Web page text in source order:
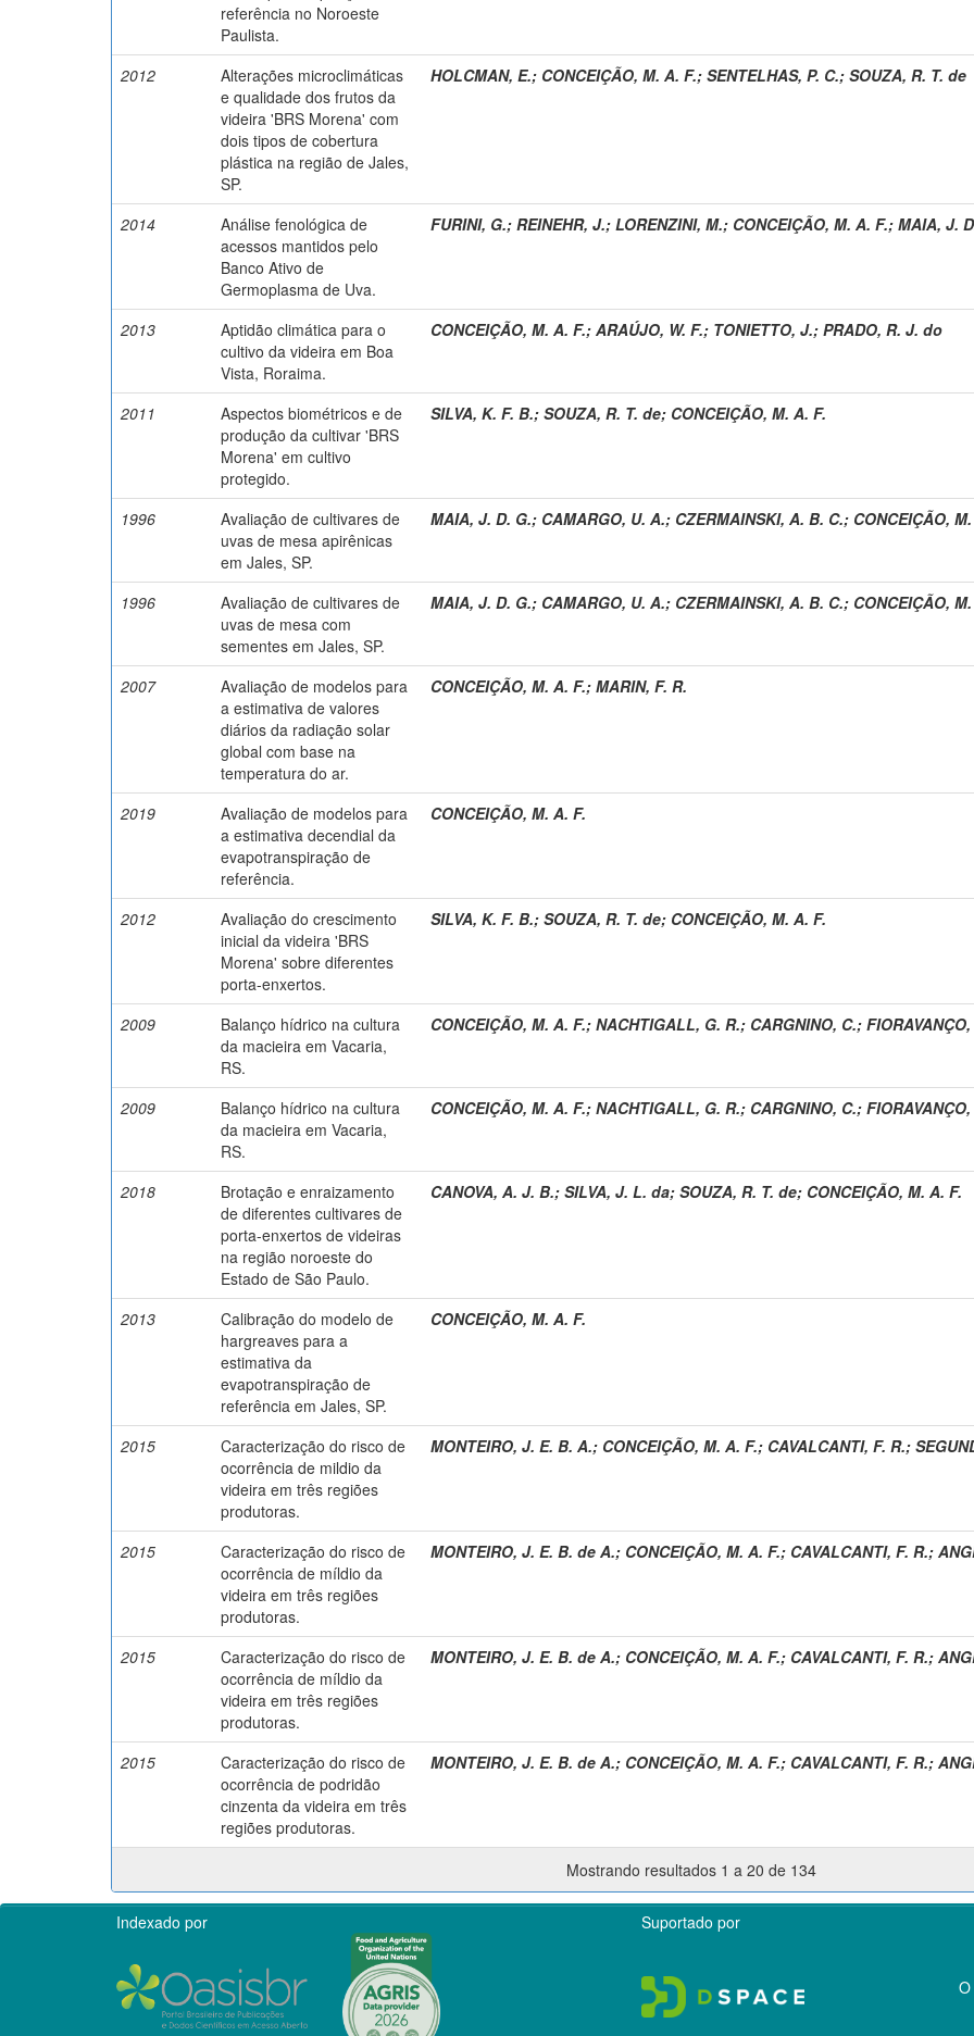
referência no Noroeste
Paulista.
2012
Alterações microclimáticas
e qualidade dos frutos da
videira 'BRS Morena' com
dois tipos de cobertura
plástica na região de Jales,
SP.
HOLCMAN, E.; CONCEIÇÃO, M. A. F.; SENTELHAS, P. C.; SOUZA, R. T. de
2014
Análise fenológica de
acessos mantidos pelo
Banco Ativo de
Germoplasma de Uva.
FURINI, G.; REINEHR, J.; LORENZINI, M.; CONCEIÇÃO, M. A. F.; MAIA, J.
2013
Aptidão climática para o
cultivo da videira em Boa
Vista, Roraima.
CONCEIÇÃO, M. A. F.; ARAÚJO, W. F.; TONIETTO, J.; PRADO, R. J. do
2011
Aspectos biométricos e de
produção da cultivar 'BRS
Morena' em cultivo
protegido.
SILVA, K. F. B.; SOUZA, R. T. de; CONCEIÇÃO, M. A. F.
1996
Avaliação de cultivares de
uvas de mesa apirênicas
em Jales, SP.
MAIA, J. D. G.; CAMARGO, U. A.; CZERMAINSKI, A. B. C.; CONCEIÇÃO,
1996
Avaliação de cultivares de
uvas de mesa com
sementes em Jales, SP.
MAIA, J. D. G.; CAMARGO, U. A.; CZERMAINSKI, A. B. C.; CONCEIÇÃO,
2007
Avaliação de modelos para
a estimativa de valores
diários da radiação solar
global com base na
temperatura do ar.
CONCEIÇÃO, M. A. F.; MARIN, F. R.
2019
Avaliação de modelos para
a estimativa decendial da
evapotranspiração de
referência.
CONCEIÇÃO, M. A. F.
2012
Avaliação do crescimento
inicial da videira 'BRS
Morena' sobre diferentes
porta-enxertos.
SILVA, K. F. B.; SOUZA, R. T. de; CONCEIÇÃO, M. A. F.
2009
Balanço hídrico na cultura
da macieira em Vacaria,
RS.
CONCEIÇÃO, M. A. F.; NACHTIGALL, G. R.; CARGNINO, C.;
2009
Balanço hídrico na cultura
da macieira em Vacaria,
RS.
CONCEIÇÃO, M. A. F.; NACHTIGALL, G. R.; CARGNINO, C.;
2018
Brotação e enraizamento
de diferentes cultivares de
porta-enxertos de videiras
na região noroeste do
Estado de São Paulo.
CANOVA, A. J. B.; SILVA, J. L. da; SOUZA, R. T. de; CONCEIÇÃO, M. A. F.
2013
Calibração do modelo de
hargreaves para a
estimativa da
evapotranspiração de
referência em Jales, SP.
CONCEIÇÃO, M. A. F.
2015
Caracterização do risco de
ocorrência de mildio da
videira em três regiões
produtoras.
MONTEIRO, J. E. B. A.; CONCEIÇÃO, M. A. F.; CAVALCANTI, F. R.;
2015
Caracterização do risco de
ocorrência de míldio da
videira em três regiões
produtoras.
MONTEIRO, J. E. B. de A.; CONCEIÇÃO, M. A. F.; CAVALCANTI, F. R.;
2015
Caracterização do risco de
ocorrência de míldio da
videira em três regiões
produtoras.
MONTEIRO, J. E. B. de A.; CONCEIÇÃO, M. A. F.; CAVALCANTI, F. R.;
2015
Caracterização do risco de
ocorrência de podridão
cinzenta da videira em três
regiões produtoras.
MONTEIRO, J. E. B. de A.; CONCEIÇÃO, M. A. F.; CAVALCANTI, F. R.;
Mostrando resultados 1 a 20 de 134
Indexado por Suportado por